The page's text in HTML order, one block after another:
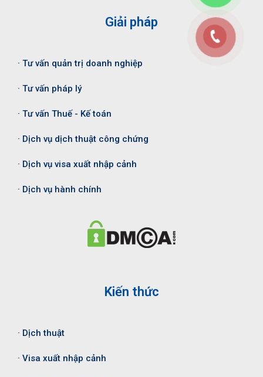
Giải pháp
· Tư vấn quản trị doanh nghiệp
· Tư vấn pháp lý
· Tư vấn Thuế - Kế toán
· Dịch vụ dịch thuật công chứng
· Dịch vụ visa xuất nhập cảnh
· Dịch vụ hành chính
Kiến thức
· Dịch thuật
· Visa xuất nhập cảnh